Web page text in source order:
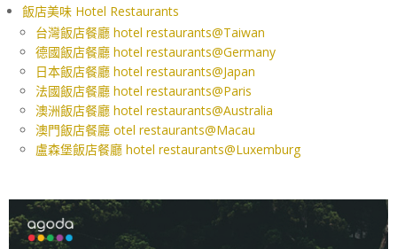
飯店美味 Hotel Restaurants
台灣飯店餐廳 hotel restaurants@Taiwan
德國飯店餐廳 hotel restaurants@Germany
日本飯店餐廳 hotel restaurants@Japan
法國飯店餐廳 hotel restaurants@Paris
澳洲飯店餐廳 hotel restaurants@Australia
澳門飯店餐廳 otel restaurants@Macau
盧森堡飯店餐廳 hotel restaurants@Luxemburg